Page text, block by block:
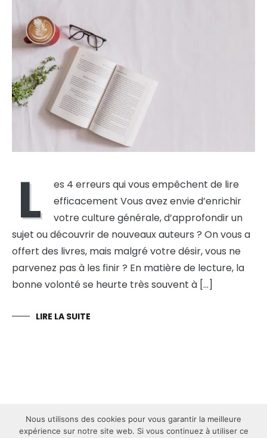
L
es 4 erreurs qui vous empêchent de lire
efficacement Vous avez envie d’enrichir
votre culture générale, d’approfondir un
sujet ou découvrir de nouveaux auteurs ? On vous a
offert des livres, mais malgré votre désir, vous ne
parvenez pas à les finir ? En matière de lecture, la
bonne volonté se heurte très souvent à […]
LIRE LA SUITE
Nous utilisons des cookies pour vous garantir la meilleure
expérience sur notre site web. Si vous continuez à utiliser ce